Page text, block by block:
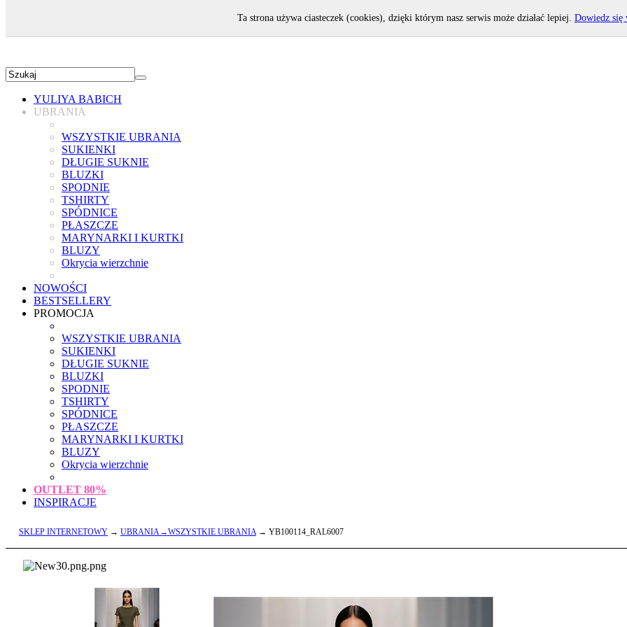
YULIYA BABICH
UBRANIA
WSZYSTKIE UBRANIA
SUKIENKI
DŁUGIE SUKNIE
BLUZKI
SPODNIE
TSHIRTY
SPÓDNICE
PŁASZCZE
MARYNARKI I KURTKI
BLUZY
Okrycia wierzchnie
NOWOŚCI
BESTSELLERY
PROMOCJA
WSZYSTKIE UBRANIA
SUKIENKI
DŁUGIE SUKNIE
BLUZKI
SPODNIE
TSHIRTY
SPÓDNICE
PŁASZCZE
MARYNARKI I KURTKI
BLUZY
Okrycia wierzchnie
OUTLET 80%
INSPIRACJE
SKLEP INTERNETOWY → UBRANIA→WSZYSTKIE UBRANIA→ YB100114_RAL6007
Ta strona używa ciasteczek (cookies), dzięki którym nasz serwis może działać lepiej. Dowiedz się